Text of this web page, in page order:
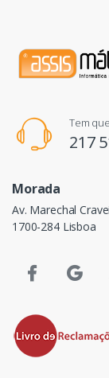
Tem
217
Morada
Av. Marechal
1700-284 Lisboa